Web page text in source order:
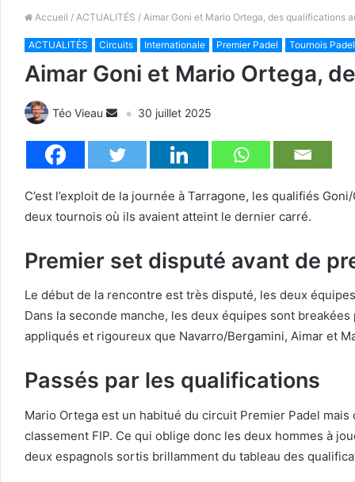
Accueil / ACTUALITÉS / Aimar Goni et Mario Ortega, des qualifications
ACTUALITÉS Circuits Internationale Premier Padel Tournois Padel
Aimar Goni et Mario Ortega,
Téo Vieau 30 juillet 2025
C’est l’exploit de la journée à Tarragone, les qualifiés
deux tournois où ils avaient atteint le dernier carré.
Premier set disputé avant de
Le début de la rencontre est très disputé, les deux
Dans la seconde manche, les deux équipes sont
appliqués et rigoureux que Navarro/Bergamini, Aimar et
Passés par les qualifications
Mario Ortega est un habitué du circuit Premier Padel mais
classement FIP. Ce qui oblige donc les deux hommes à
deux espagnols sortis brillamment du tableau des